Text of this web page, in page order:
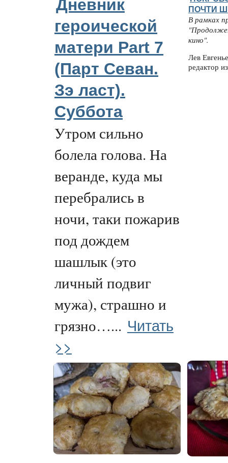
Дневник
героической
матери Part 7
(Парт Севан.
Зэ ласт).
Суббота
Утром сильно
болела голова. На
веранде, куда мы
перебрались в
ночи, таки пожарив
под дождем
шашлык (это
личный подвиг
мужа), страшно и
грязно…... Читать
>>
ПОЧТИ
В рамках
кино".
Лев
редактор